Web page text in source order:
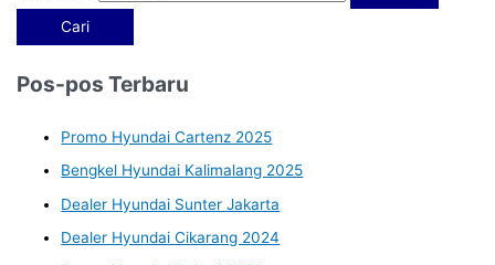
Pos-pos Terbaru
Promo Hyundai Cartenz 2025
Bengkel Hyundai Kalimalang 2025
Dealer Hyundai Sunter Jakarta
Dealer Hyundai Cikarang 2024